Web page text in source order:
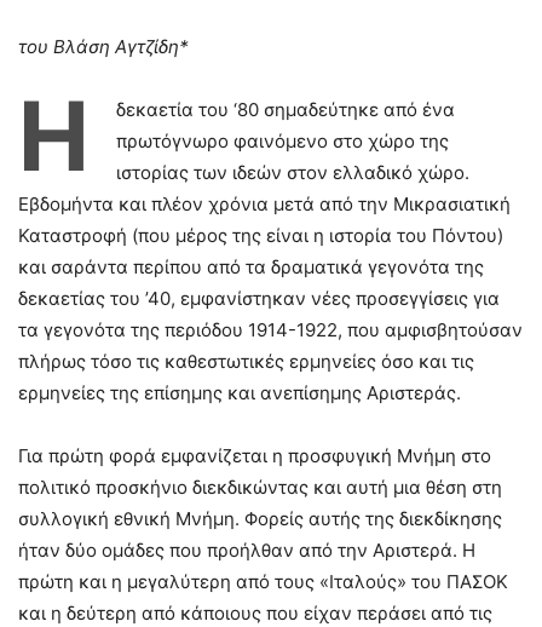
του Βλάση Αγτζίδη*
Η
δεκαετία του ‘80 σημαδεύτηκε από ένα
πρωτόγνωρο φαινόμενο στο χώρο της
ιστορίας των ιδεών στον ελλαδικό χώρο.
Εβδομήντα και πλέον χρόνια μετά από την Μικρασιατική
Καταστροφή (που μέρος της είναι η ιστορία του Πόντου)
και σαράντα περίπου από τα δραματικά γεγονότα της
δεκαετίας του ’40, εμφανίστηκαν νέες προσεγγίσεις για
τα γεγονότα της περιόδου 1914-1922, που αμφισβητούσαν
πλήρως τόσο τις καθεστωτικές ερμηνείες όσο και τις
ερμηνείες της επίσημης και ανεπίσημης Αριστεράς.
Για πρώτη φορά εμφανίζεται η προσφυγική Μνήμη στο
πολιτικό προσκήνιο διεκδικώντας και αυτή μια θέση στη
συλλογική εθνική Μνήμη. Φορείς αυτής της διεκδίκησης
ήταν δύο ομάδες που προήλθαν από την Αριστερά. Η
πρώτη και η μεγαλύτερη από τους «Ιταλούς» του ΠΑΣΟΚ
και η δεύτερη από κάποιους που είχαν περάσει από τις